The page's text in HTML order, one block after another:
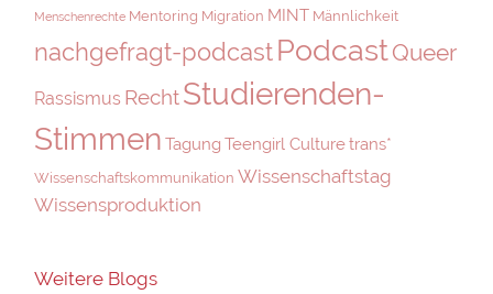
Menschenrechte Mentoring Migration MINT Männlichkeit
nachgefragt-podcastPodcastQueer
Rassismus RechtStudierenden-
Stimmen Tagung Teengirl Culturetrans*
Wissenschaftskommunikation Wissenschaftstag
Wissensproduktion
Weitere Blogs